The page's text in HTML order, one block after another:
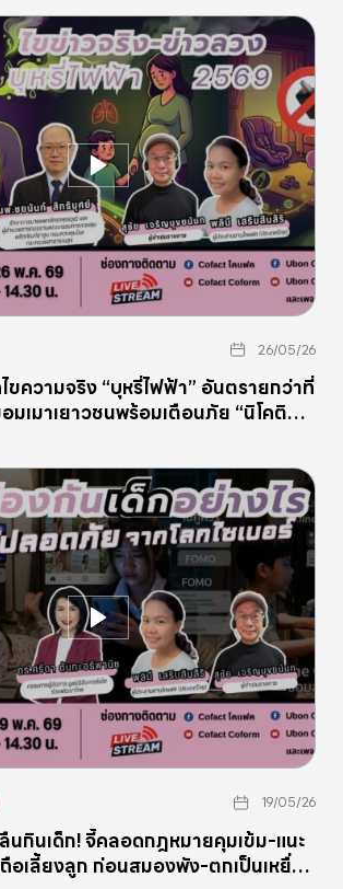
26/05/26
ขความจริง “บุหรี่ไฟฟ้า” อันตรายกว่าที่
เมาเยาวชนพร้อมเตือนภัย “นิโคติน
19/05/26
นกินเด็ก! จี้คลอดกฎหมายคุมเข้ม-แนะ
อเลี้ยงลูก ก่อนสมองพัง-ตกเป็นเหยื่อ